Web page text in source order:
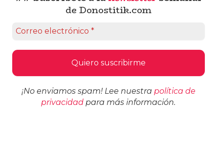
de Donostitik.com
¡No enviamos spam! Lee nuestra política de
privacidad para más información.